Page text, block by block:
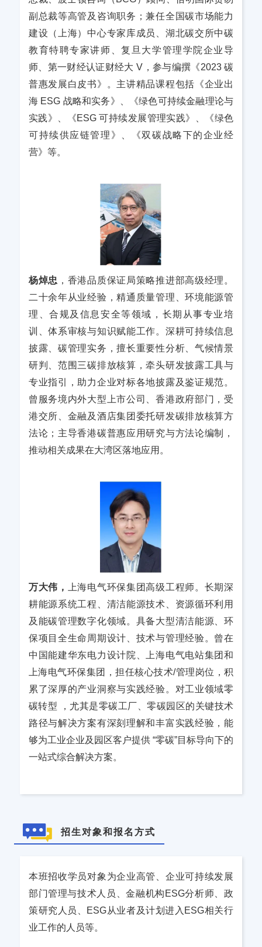
副总裁等高管及咨询职务；兼任全国碳市场能力
建设（上海）中心专家库成员、湖北碳交所中碳
教育特聘专家讲师、复旦大学管理学院企业导
师、第一财经认证财经大 V，参与编撰《2023 碳
普惠发展白皮书》。主讲精品课程包括《企业出
海 ESG 战略和实务》、《绿色可持续金融理论与
实践》、《ESG 可持续发展管理实践》、《绿色
可持续供应链管理》、《双碳战略下的企业经
营》等。
杨焯忠 ，香港品质保证局策略推进部高级经理。
二十余年从业经验，精通质量管理、环境能源管
理、合规及信息安全等领域，长期从事专业培
训、体系审核与知识赋能工作。深耕可持续信息
披露、碳管理实务，擅长重要性分析、气候情景
研判、范围三碳排放核算，牵头研发披露工具与
专业指引，助力企业对标各地披露及鉴证规范。
曾服务境内外大型上市公司、香港政府部门，受
港交所、金融及酒店集团委托研发碳排放核算方
法论；主导香港碳普惠应用研究与方法论编制，
推动相关成果在大湾区落地应用。
万大伟，
上海电气环保集团高级工程师。长期深
耕能源系统工程、清洁能源技术、资源循环利用
及能碳管理数字化领域。具备大型清洁能源、环
保项目全生命周期设计、技术与管理经验。曾在
中国能建华东电力设计院、上海电气电站集团和
上海电气环保集团，担任核心技术/管理岗位，积
累了深厚的产业洞察与实践经验。对工业领域零
碳转型 ，尤其是零碳工厂、零碳园区的关键技术
路径与解决方案有深刻理解和丰富实践经验，能
够为工业企业及园区客户提供 “零碳”目标导向下的
一站式综合解决方案。
招生对象和报名方式
本班招收学员对象为企业高管、企业可持续发展
部门管理与技术人员、金融机构ESG分析师、政
策研究人员、ESG从业者及计划进入ESG相关行
业工作的人员等。